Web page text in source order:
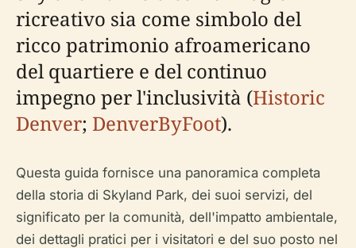
ricreativo sia come simbolo del
ricco patrimonio afroamericano
del quartiere e del continuo
impegno per l'inclusività (Historic
Denver; DenverByFoot).
Questa guida fornisce una panoramica completa
della storia di Skyland Park, dei suoi servizi, del
significato per la comunità, dell'impatto ambientale,
dei dettagli pratici per i visitatori e del suo posto nel